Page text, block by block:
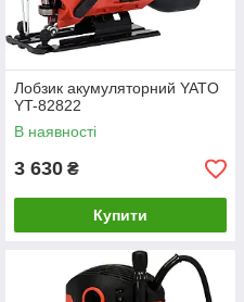
Лобзик акумуляторний YATO
YT-82822
В наявності
3 630 ₴
Купити